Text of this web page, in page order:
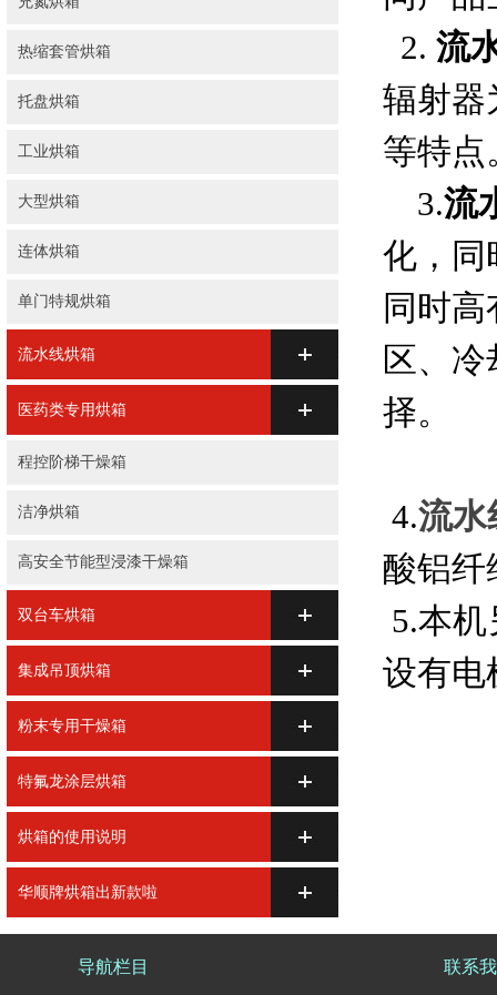
热缩套管烘箱
托盘烘箱
工业烘箱
大型烘箱
连体烘箱
单门特规烘箱
流水线烘箱
医药类专用烘箱
程控阶梯干燥箱
洁净烘箱
高安全节能型浸漆干燥箱
双台车烘箱
集成吊顶烘箱
粉末专用干燥箱
特氟龙涂层烘箱
烘箱的使用说明
华顺牌烘箱出新款啦
2. 流
辐射器
等特
3.流
化，同
同时
区、
择。
4.流水
酸铝
5.本
设有电
导航栏目 联系